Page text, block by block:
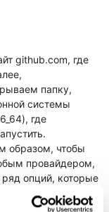
github.com, где
папку,
системы
где
образом, чтобы
провайдером,
опций, которые